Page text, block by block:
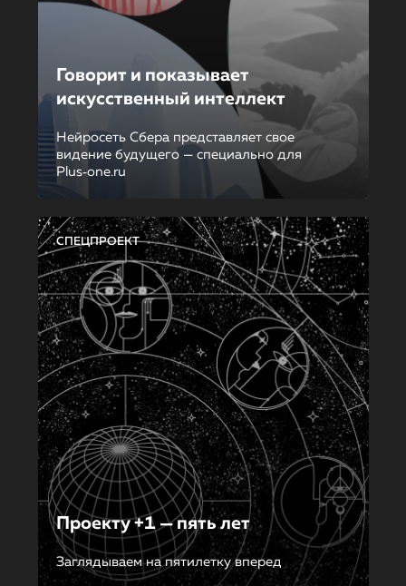
Говорит и показывает
искусственный интеллект
Нейросеть Сбера представляет свое
видение будущего — специально для
Plus‑one.ru
СПЕЦПРОЕКТ
Проекту +1 — пять лет
Заглядываем на пятилетку вперед